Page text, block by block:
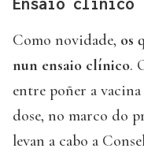
Ensaio clínico
Como novidade, os
nun ensaio clínico.
entre poñer a
dose, no marco do
levan a cabo a